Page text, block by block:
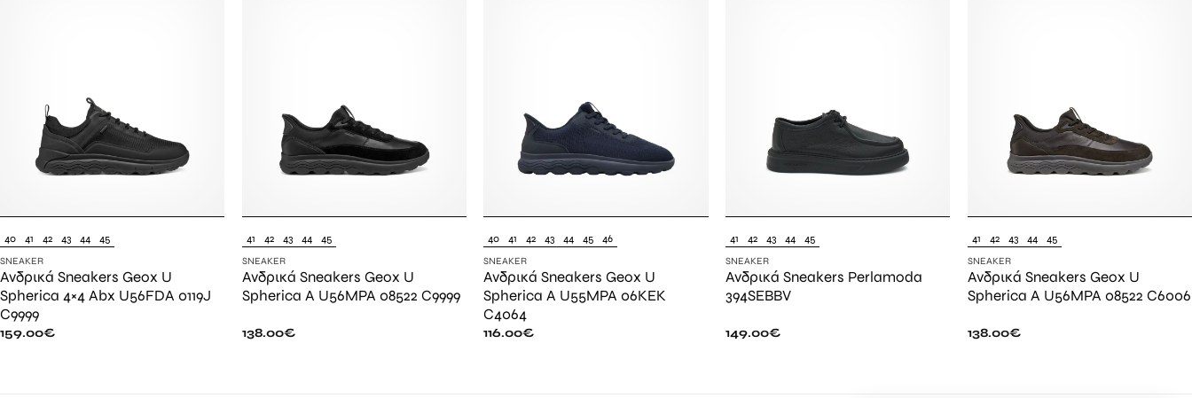
40 41 42 43 44 45
SNEAKER
Ανδρικά Sneakers Geox U
Spherica 4×4 Abx U56FDA 0119J
C9999
159.00€
41 42 43 44 45
SNEAKER
Ανδρικά Sneakers Geox U
Spherica A U56MPA 08522 C9999
138.00€
40 41 42 43 44 45 46
SNEAKER
Ανδρικά Sneakers Geox U
Spherica A U55MPA 06KEK
C4064
116.00€
41 42 43 44 45
SNEAKER
Ανδρικά Sneakers Perlamoda
394SEBBV
149.00€
41 42 43 44 45
SNEAKER
Ανδρικά Sneakers Geox U
Spherica A U56MPA 08522 C6006
138.00€